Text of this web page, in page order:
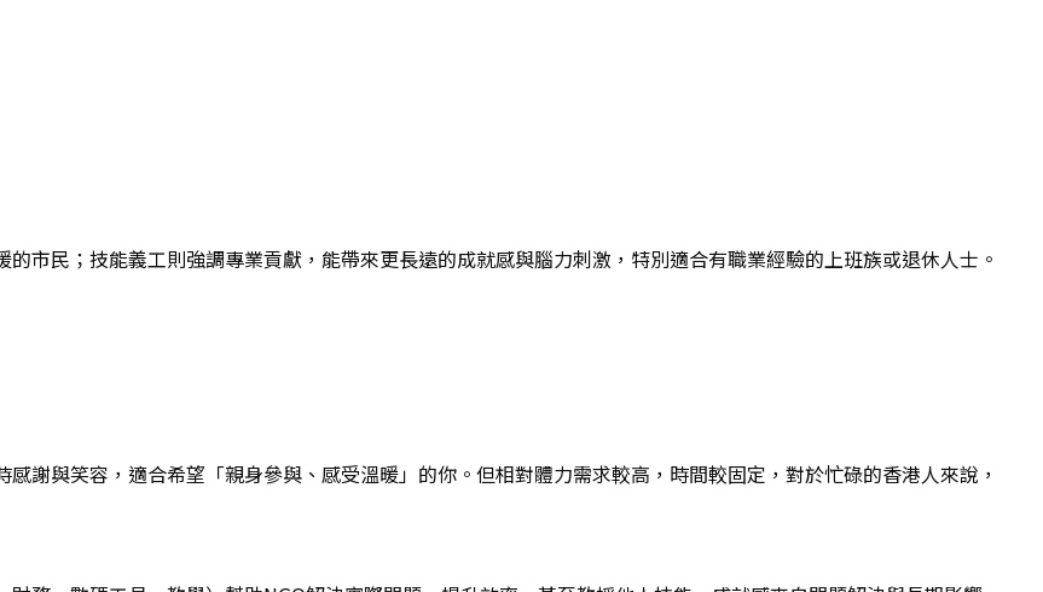
市民；技能義工則強調專業貢獻，能帶來更長遠的成就感與腦力刺激，特別適合有職業經驗的上班族或退休人士。
謝與笑容，適合希望「親身參與、感受溫暖」的你。但相對體力需求較高，時間較固定，對於忙碌的香港人來說，